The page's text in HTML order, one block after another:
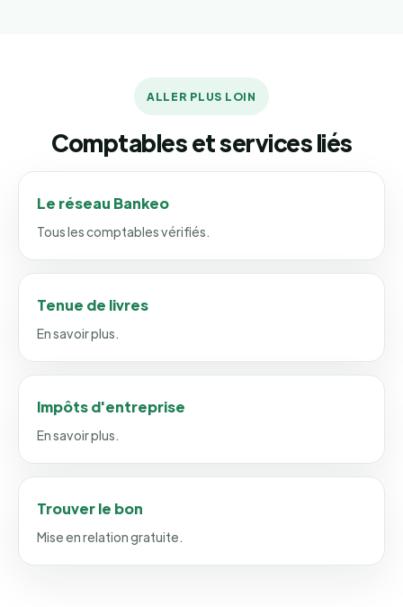
ALLER PLUS LOIN
Comptables et services liés
Le réseau Bankeo
Tous les comptables vérifiés.
Tenue de livres
En savoir plus.
Impôts d'entreprise
En savoir plus.
Trouver le bon
Mise en relation gratuite.